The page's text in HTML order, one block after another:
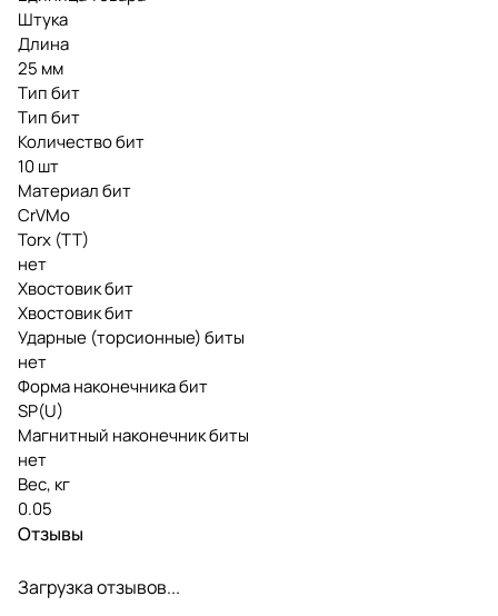
Штука
Длина
25 мм
Тип бит
Тип бит
Количество бит
10 шт
Материал бит
CrVMo
Torx (TT)
нет
Хвостовик бит
Хвостовик бит
Ударные (торсионные) биты
нет
Форма наконечника бит
SP(U)
Магнитный наконечник биты
нет
Вес, кг
0.05
Отзывы
Загрузка отзывов...